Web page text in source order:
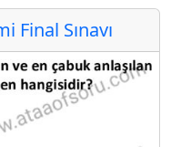
Final Sınavı